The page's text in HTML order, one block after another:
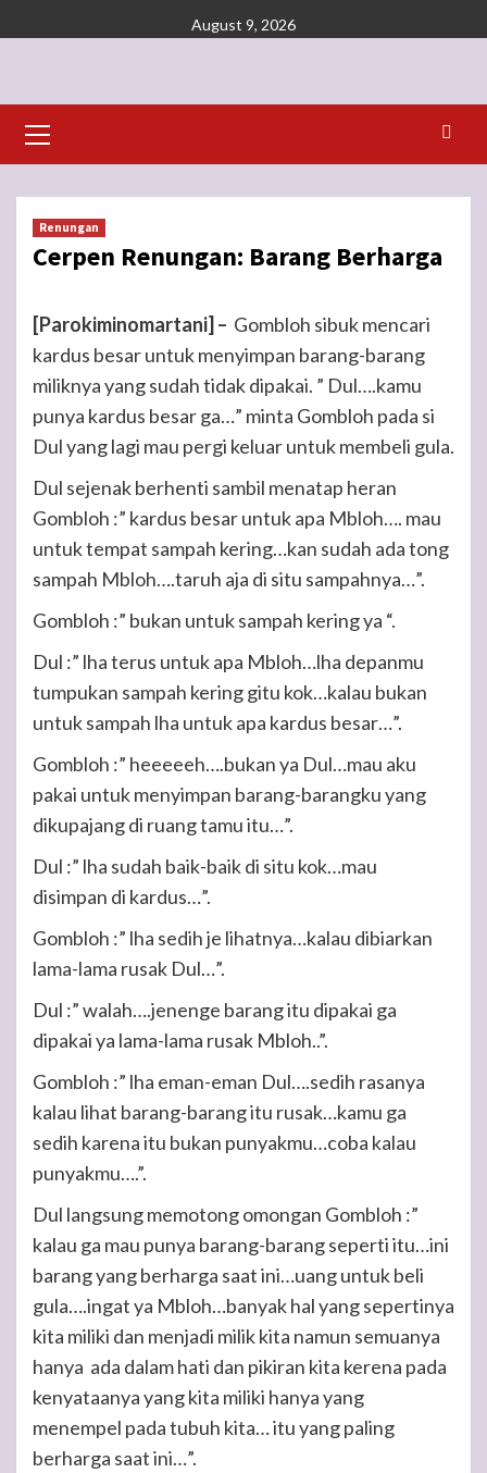
to
August 9, 2026
Menu
Renungan
Cerpen Renungan: Barang Berharga
[Parokiminomartani] – Gombloh sibuk mencari
kardus besar untuk menyimpan barang-barang
miliknya yang sudah tidak dipakai. ” Dul….kamu
punya kardus besar ga…” minta Gombloh pada si
Dul yang lagi mau pergi keluar untuk membeli gula.
Dul sejenak berhenti sambil menatap heran
Gombloh :” kardus besar untuk apa Mbloh…. mau
untuk tempat sampah kering…kan sudah ada tong
sampah Mbloh….taruh aja di situ sampahnya…”.
Gombloh :” bukan untuk sampah kering ya “.
Dul :” lha terus untuk apa Mbloh…lha depanmu
tumpukan sampah kering gitu kok…kalau bukan
untuk sampah lha untuk apa kardus besar…”.
Gombloh :” heeeeeh….bukan ya Dul…mau aku
pakai untuk menyimpan barang-barangku yang
dikupajang di ruang tamu itu…”.
Dul :” lha sudah baik-baik di situ kok…mau
disimpan di kardus…”.
Gombloh :” lha sedih je lihatnya…kalau dibiarkan
lama-lama rusak Dul…”.
Dul :” walah….jenenge barang itu dipakai ga
dipakai ya lama-lama rusak Mbloh..”.
Gombloh :” lha eman-eman Dul….sedih rasanya
kalau lihat barang-barang itu rusak…kamu ga
sedih karena itu bukan punyakmu…coba kalau
punyakmu….”.
Dul langsung memotong omongan Gombloh :”
kalau ga mau punya barang-barang seperti itu…ini
barang yang berharga saat ini…uang untuk beli
gula….ingat ya Mbloh…banyak hal yang sepertinya
kita miliki dan menjadi milik kita namun semuanya
hanya ada dalam hati dan pikiran kita kerena pada
kenyataanya yang kita miliki hanya yang
menempel pada tubuh kita… itu yang paling
berharga saat ini…”.